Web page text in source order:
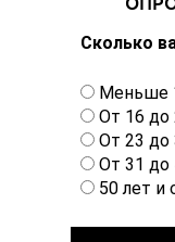
Сколько
В
а
р
и
а
Меньше
От 16 до
От 23 до
От 31 до
50 лет и